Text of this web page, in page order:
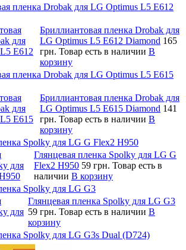
пленка Drobak для LG Optimus L5 E612
Бриллиантовая пленка Drobak для
LG Optimus L5 E612 Diamond 165
грн. Товар есть в наличии В
корзину
пленка Drobak для LG Optimus L5 E615
Бриллиантовая пленка Drobak для
LG Optimus L5 E615 Diamond 141
грн. Товар есть в наличии В
корзину
Spolky для LG G Flex2 H950
Глянцевая пленка Spolky для LG G
Flex2 H950 59 грн. Товар есть в
наличии В корзину
Spolky для LG G3
Глянцевая пленка Spolky для LG G3
59 грн. Товар есть в наличии В
корзину
Spolky для LG G3s Dual (D724)